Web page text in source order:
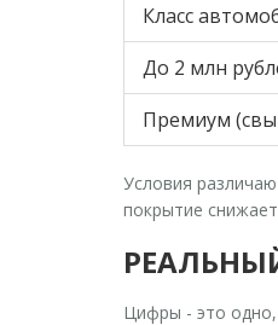
Класс
До 2 млн
Премиум
Условия
покрытие
Цифры - это одно,